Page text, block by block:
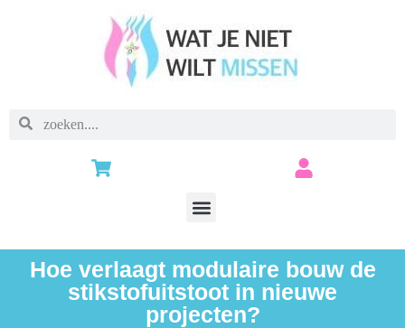
Hoe verlaagt modulaire bouw de
stikstofuitstoot in nieuwe
projecten?